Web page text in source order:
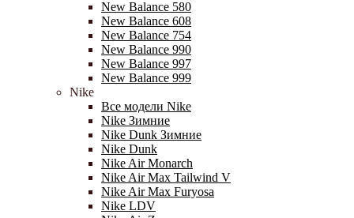
New Balance 580
New Balance 608
New Balance 754
New Balance 990
New Balance 997
New Balance 999
Nike
Все модели Nike
Nike Зимние
Nike Dunk Зимние
Nike Dunk
Nike Air Monarch
Nike Air Max Tailwind V
Nike Air Max Furyosa
Nike LDV